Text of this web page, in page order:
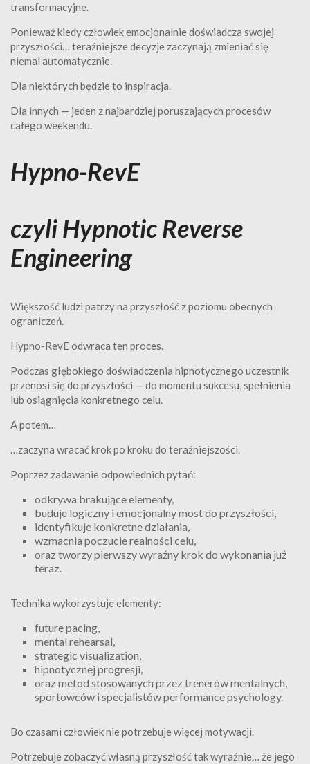
transformacyjne.
Ponieważ kiedy człowiek emocjonalnie doświadcza swojej
przyszłości… teraźniejsze decyzje zaczynają zmieniać się
niemal automatycznie.
Dla niektórych będzie to inspiracja.
Dla innych — jeden z najbardziej poruszających procesów
całego weekendu.
Hypno-RevE
czyli Hypnotic Reverse
Engineering
Większość ludzi patrzy na przyszłość z poziomu obecnych
ograniczeń.
Hypno-RevE odwraca ten proces.
Podczas głębokiego doświadczenia hipnotycznego uczestnik
przenosi się do przyszłości — do momentu sukcesu, spełnienia
lub osiągnięcia konkretnego celu.
A potem…
…zaczyna wracać krok po kroku do teraźniejszości.
Poprzez zadawanie odpowiednich pytań:
odkrywa brakujące elementy,
buduje logiczny i emocjonalny most do przyszłości,
identyfikuje konkretne działania,
wzmacnia poczucie realności celu,
oraz tworzy pierwszy wyraźny krok do wykonania już
teraz.
Technika wykorzystuje elementy:
future pacing,
mental rehearsal,
strategic visualization,
hipnotycznej progresji,
oraz metod stosowanych przez trenerów mentalnych,
sportowców i specjalistów performance psychology.
Bo czasami człowiek nie potrzebuje więcej motywacji.
Potrzebuje zobaczyć własną przyszłość tak wyraźnie… że jego